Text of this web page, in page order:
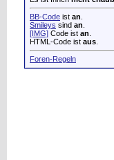
BB-Code ist an
Smileys sind an
[IMG] Code ist an
HTML-Code ist aus
Foren-Regeln